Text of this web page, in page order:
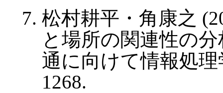
松村耕平・角康之
と場所の関連性の
通に向けて情報処理
1268.